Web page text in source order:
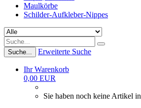
Maulkörbe
Schilder-Aufkleber-Nippes
Suche... Erweiterte Suche
Ihr Warenkorb
0,00 EUR
Sie haben noch keine Artikel